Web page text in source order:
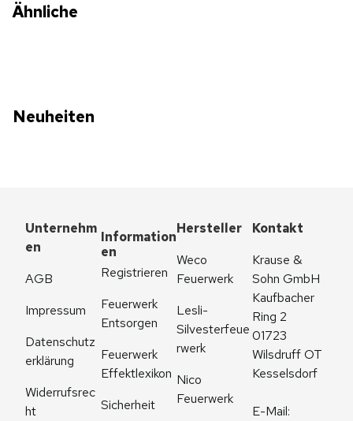
Ähnliche
Neuheiten
Unternehm
en
AGB
Impressum
Datenschutz
erklärung
Widerrufsrec
ht
Information
en
Registrieren
Feuerwerk
Entsorgen
Feuerwerk
Effektlexikon
Sicherheit
Hersteller
Weco
Feuerwerk
Lesli-
Silvesterfeue
rwerk
Nico
Feuerwerk
Kontakt
Krause &
Sohn GmbH
Kaufbacher
Ring 2
01723
Wilsdruff OT
Kesselsdorf